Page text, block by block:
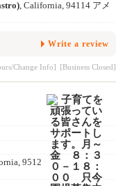
, California, 94114 アメ
Write a review
Change Info] [Business Closed]
9512